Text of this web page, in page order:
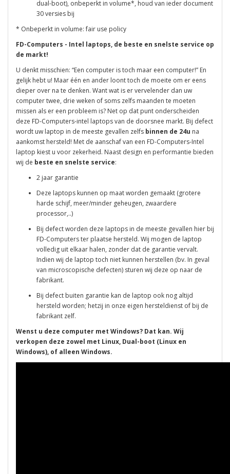
dual-boot), onbeperkt in volume*, houd van ieder document
30 versies bij
* Onbeperkt in volume: fair use policy
FD-Computers - Intel laptops, de beste en snelste service op
de markt!
U denkt misschien: “Een computer is toch maar een computer!” En
gelijk hebt u! Maar één en ander loont toch de moeite om er eens
dieper over na te denken. Want wat is er vervelender dan uw
computer twee, drie weken of soms zelfs maanden te moeten
missen als er een probleem is? Net op dat punt onderscheiden
deze FD-Computers-intel laptops van de doorsnee markt. Bij defect
wordt uw laptop in de meeste gevallen zelfs binnen de 24u na
aankomst hersteld! Met de aanschaf van een FD-Computers-Intel
laptop kiest u voor zekerheid. Naast design en performantie bieden
wij de beste en snelste service:
2 jaar garantie
Deze laptops kunnen op maat worden gemaakt (grotere
harde schijf, meer/minder geheugen, zwaardere
processor,..)
Bij defect worden deze laptops in de meeste gevallen hier bij
FD-Computers ter plaatse hersteld. Wij mogen de laptop
volledig uit elkaar halen, zonder dat de garantie vervalt.
Indien wij de laptop toch niet kunnen herstellen (bv. In geval
van microscopische defecten) sturen wij deze op naar de
fabrikant.
Bij defect buiten garantie kan de laptop ook nog altijd
hersteld worden; hetzij in onze eigen hersteldienst of bij de
fabrikant zelf.
Wenst u deze computer met Windows? Dat kan. Wij
verkopen deze zowel met Linux, Dual-boot (Linux en
Windows), of alleen Windows.